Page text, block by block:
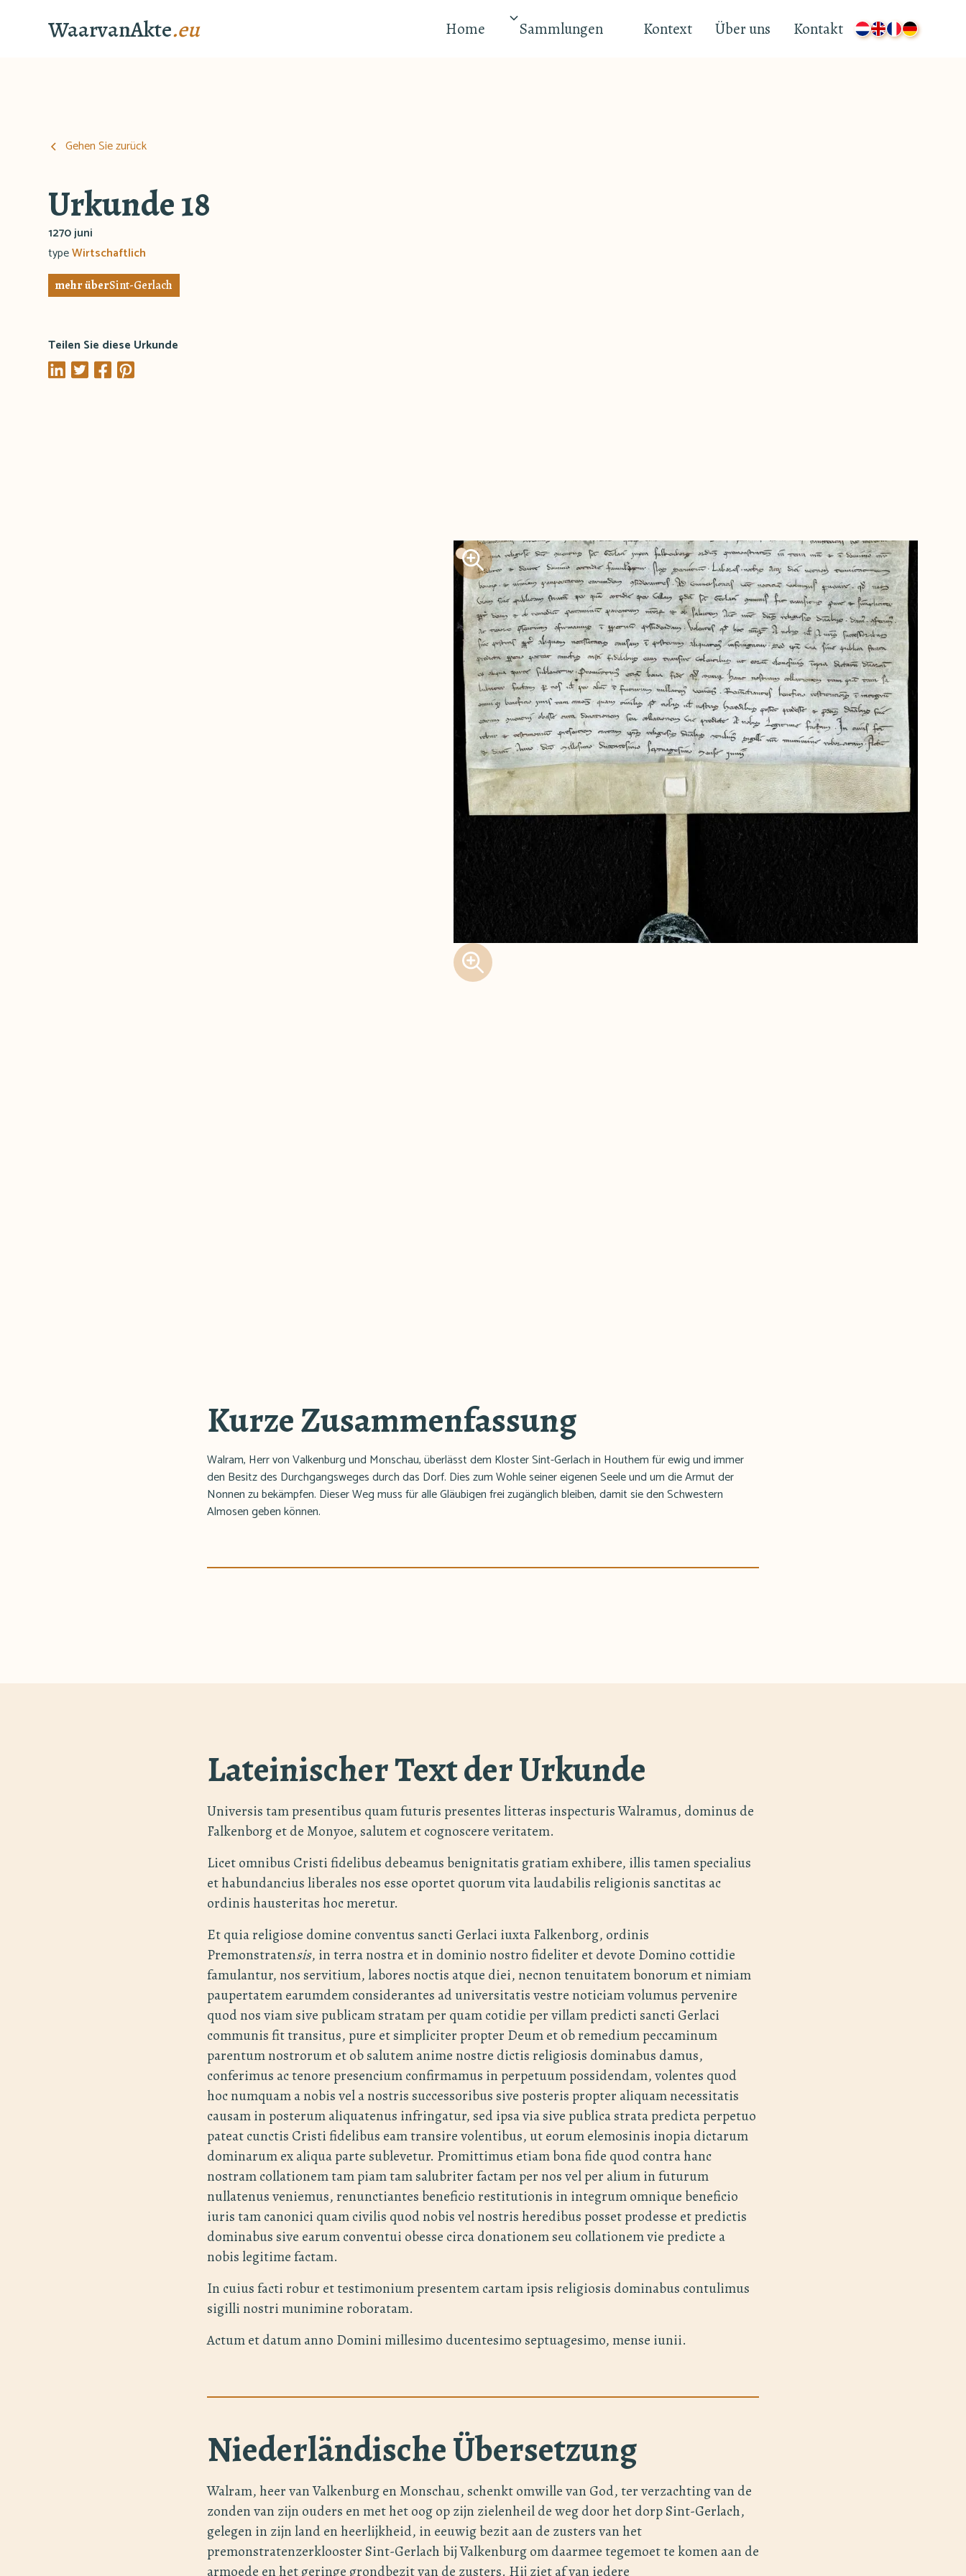
WaarvanAkte.eu Home Sammlungen Kontext Über uns Kontakt
Gehen Sie zurück
Urkunde 18
1270 juni
typeWirtschaftlich
mehr überSint-Gerlach
Teilen Sie diese Urkunde
Kurze Zusammenfassung
Walram, Herr von Valkenburg und Monschau, überlässt dem Kloster Sint-Gerlach in Houthem für ewig und immer
den Besitz des Durchgangsweges durch das Dorf. Dies zum Wohle seiner eigenen Seele und um die Armut der
Nonnen zu bekämpfen. Dieser Weg muss für alle Gläubigen frei zugänglich bleiben, damit sie den Schwestern
Almosen geben können.
Lateinischer Text der Urkunde
Universis tam presentibus quam futuris presentes litteras inspecturis Walramus, dominus de
Falkenborg et de Monyoe, salutem et cognoscere veritatem.
Licet omnibus Cristi fidelibus debeamus benignitatis gratiam exhibere, illis tamen specialius
et habundancius liberales nos esse oportet quorum vita laudabilis religionis sanctitas ac
ordinis hausteritas hoc meretur.
Et quia religiose domine conventus sancti Gerlaci iuxta Falkenborg, ordinis
Premonstratensis, in terra nostra et in dominio nostro fideliter et devote Domino cottidie
famulantur, nos servitium, labores noctis atque diei, necnon tenuitatem bonorum et nimiam
paupertatem earumdem considerantes ad universitatis vestre noticiam volumus pervenire
quod nos viam sive publicam stratam per quam cotidie per villam predicti sancti Gerlaci
communis fit transitus, pure et simpliciter propter Deum et ob remedium peccaminum
parentum nostrorum et ob salutem anime nostre dictis religiosis dominabus damus,
conferimus ac tenore presencium confirmamus in perpetuum possidendam, volentes quod
hoc numquam a nobis vel a nostris successoribus sive posteris propter aliquam necessitatis
causam in posterum aliquatenus infringatur, sed ipsa via sive publica strata predicta perpetuo
pateat cunctis Cristi fidelibus eam transire volentibus, ut eorum elemosinis inopia dictarum
dominarum ex aliqua parte sublevetur. Promittimus etiam bona fide quod contra hanc
nostram collationem tam piam tam salubriter factam per nos vel per alium in futurum
nullatenus veniemus, renunctiantes beneficio restitutionis in integrum omnique beneficio
iuris tam canonici quam civilis quod nobis vel nostris heredibus posset prodesse et predictis
dominabus sive earum conventui obesse circa donationem seu collationem vie predicte a
nobis legitime factam.
In cuius facti robur et testimonium presentem cartam ipsis religiosis dominabus contulimus
sigilli nostri munimine roboratam.
Actum et datum anno Domini millesimo ducentesimo septuagesimo, mense iunii.
Niederländische Übersetzung
Walram, heer van Valkenburg en Monschau, schenkt omwille van God, ter verzachting van de
zonden van zijn ouders en met het oog op zijn zielenheil de weg door het dorp Sint-Gerlach,
gelegen in zijn land en heerlijkheid, in eeuwig bezit aan de zusters van het
premonstratenzerklooster Sint-Gerlach bij Valkenburg om daarmee tegemoet te komen aan de
armoede en het geringe grondbezit van de zusters. Hij ziet af van iedere